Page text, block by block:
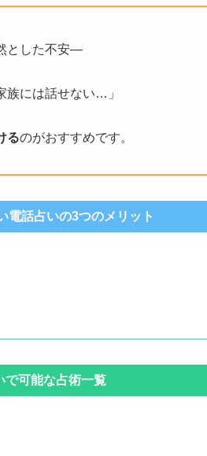
とした不安―
族には話せない…」
るのがおすすめです。
電話占いの3つのメリット
で可能な占術一覧